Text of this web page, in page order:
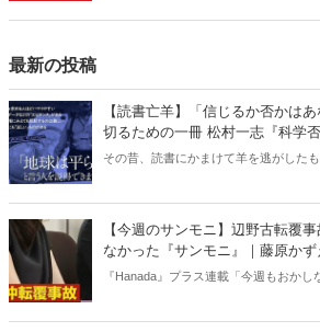
最新の投稿
【読書亡羊】「信じるか否かは
切るための一冊 松村一志『科学否定論はなぜ人を惹きつけ
るのか』（ちくま新書）｜梶原麻
その昔、読書にかまけて羊を逃がした
ある。元月刊『Hanada』編集部員のラ
書評！
【今週のサンモニ】辺野古転覆
なかった『サンモニ』｜藤原かず
『Hanada』プラス連載「今週もおかし